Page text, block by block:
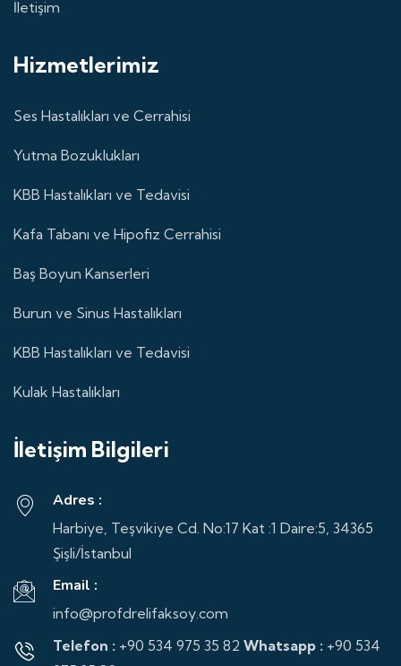
İletişim
Hizmetlerimiz
Ses Hastalıkları ve Cerrahisi
Yutma Bozuklukları
KBB Hastalıkları ve Tedavisi
Kafa Tabanı ve Hipofiz Cerrahisi
Baş Boyun Kanserleri
Burun ve Sinus Hastalıkları
KBB Hastalıkları ve Tedavisi
Kulak Hastalıkları
İletişim Bilgileri
Adres :
Harbiye, Teşvikiye Cd. No:17 Kat :1 Daire:5, 34365
Şişli/İstanbul
Email :
info@profdrelifaksoy.com
Telefon : +90 534 975 35 82 Whatsapp : +90 534